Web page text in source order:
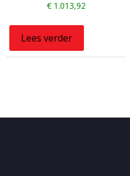
€1.013,92
Lees verder